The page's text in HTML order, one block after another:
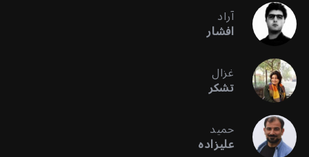
آراد
افشار
غزال
تشکر
حمید
علیزاده